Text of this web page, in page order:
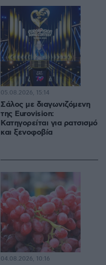
Σάλος με διαγωνιζόμενη
της Eurovision:
Κατηγορείται για ρατσισμό
και ξενοφοβία
05.08.2026, 15:14
04.08.2026, 10:16